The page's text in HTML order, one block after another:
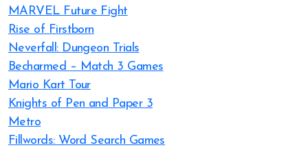
MARVEL Future Fight
Rise of Firstborn
Neverfall: Dungeon Trials
Becharmed – Match 3 Games
Mario Kart Tour
Knights of Pen and Paper 3
Metro
Fillwords: Word Search Games